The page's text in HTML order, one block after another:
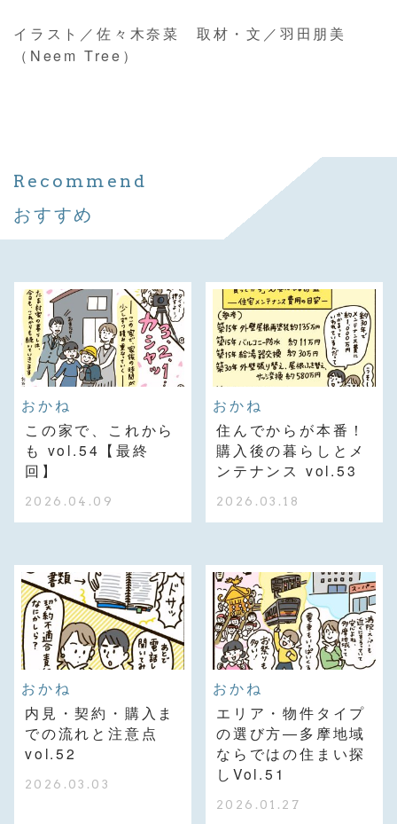
イラスト／佐々木奈菜 取材・文／羽田朋美
（Neem Tree）
Recommend
おすすめ
おかね
この家で、これから
も vol.54【最終
回】
2026.04.09
おかね
住んでからが本番！
購入後の暮らしとメ
ンテナンス vol.53
2026.03.18
おかね
内見・契約・購入ま
での流れと注意点
vol.52
2026.03.03
おかね
エリア・物件タイプ
の選び方―多摩地域
ならではの住まい探
しVol.51
2026.01.27